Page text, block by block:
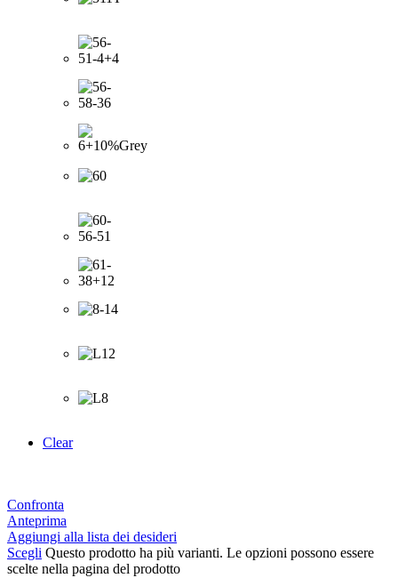
Clear
Confronta
Anteprima
Aggiungi alla lista dei desideri
Scegli Questo prodotto ha più varianti. Le opzioni possono essere
scelte nella pagina del prodotto